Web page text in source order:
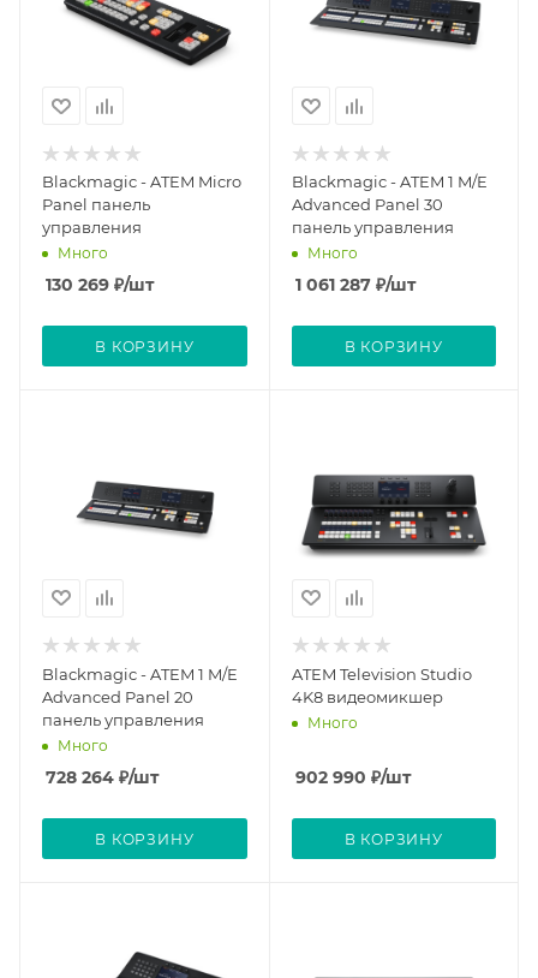
Blackmagic - ATEM Micro
Panel панель
управления
Много
130 269 ₽/шт
В КОРЗИНУ
Blackmagic - ATEM 1 M/E
Advanced Panel 30
панель управления
Много
1 061 287₽/шт
В КОРЗИНУ
Blackmagic - ATEM 1 M/E
Advanced Panel 20
панель управления
Много
728 264 ₽/шт
В КОРЗИНУ
ATEM Television Studio
4K8 видеомикшер
Много
902 990 ₽/шт
В КОРЗИНУ